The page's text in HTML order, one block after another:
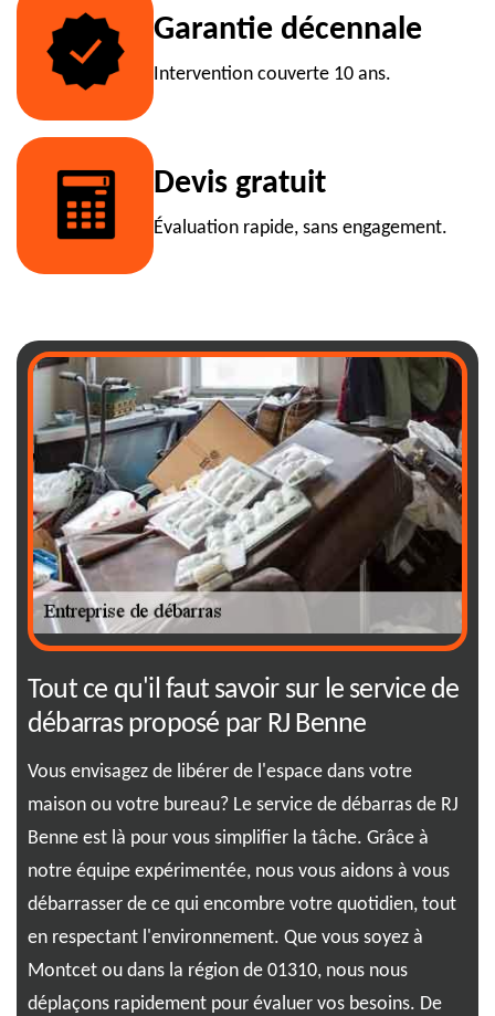
Garantie décennale
Intervention couverte 10 ans.
Devis gratuit
Évaluation rapide, sans engagement.
Tout ce qu'il faut savoir sur le service de
débarras proposé par RJ Benne
Vous envisagez de libérer de l'espace dans votre
maison ou votre bureau? Le service de débarras de RJ
Benne est là pour vous simplifier la tâche. Grâce à
notre équipe expérimentée, nous vous aidons à vous
débarrasser de ce qui encombre votre quotidien, tout
en respectant l'environnement. Que vous soyez à
Montcet ou dans la région de 01310, nous nous
déplaçons rapidement pour évaluer vos besoins. De